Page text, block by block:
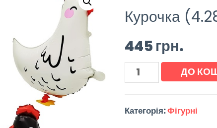
Курочка
445 грн.
ДО
Категорія:Фігурні